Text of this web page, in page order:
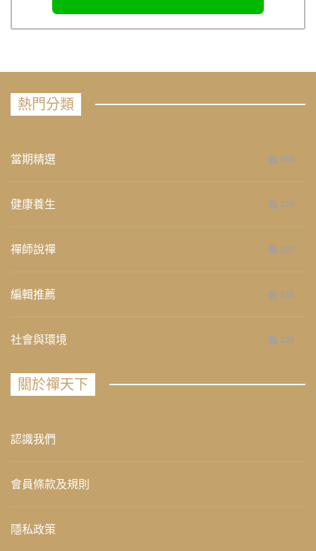
熱門分類
當期精選 658
健康養生 276
禪師說禪 267
編輯推薦 236
社會與環境 235
關於禪天下
認識我們
會員條款及規則
隱私政策